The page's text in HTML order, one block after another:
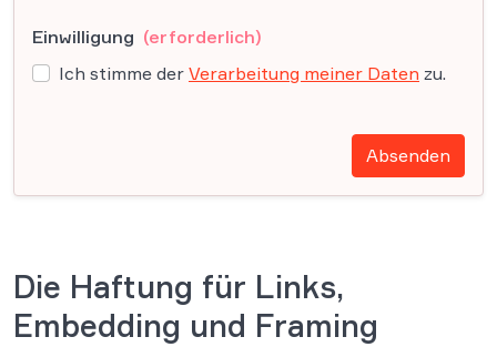
Einwilligung (erforderlich)
Ich stimme der Verarbeitung meiner Daten zu.
Absenden
Die Haftung für Links,
Embedding und Framing